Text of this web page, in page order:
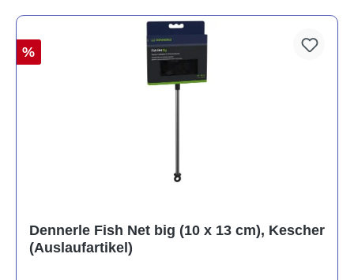
%
Dennerle Fish Net big (10 x 13 cm), Kescher
(Auslaufartikel)